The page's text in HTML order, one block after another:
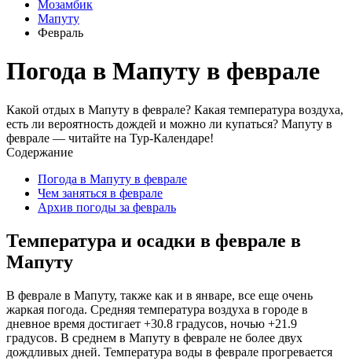
Мозамбик
Мапуту
Февраль
Погода в Мапуту в феврале
Какой отдых в Мапуту в феврале? Какая температура воздуха,
есть ли вероятность дождей и можно ли купаться? Мапуту в
феврале — читайте на Тур-Календаре!
Содержание
Погода в Мапуту в феврале
Чем заняться в феврале
Архив погоды за февраль
Температура и осадки в феврале в
Мапуту
В феврале в Мапуту, также как и в январе, все еще очень
жаркая погода. Средняя температура воздуха в городе в
дневное время достигает +30.8 градусов, ночью +21.9
градусов. В среднем в Мапуту в феврале не более двух
дождливых дней. Температура воды в феврале прогревается